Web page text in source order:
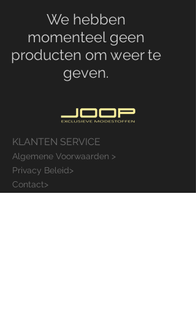
We hebben
momenteel geen
producten om weer te
geven.
KLANTEN SERVICE
Algemene Voorwaarden >
Privacy Beleid>
Contact>